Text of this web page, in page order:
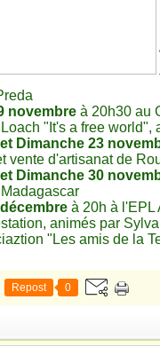
novembre à 20h30 au
"It's a free world",
Dimanche 23
vente d'artisanat de
Dimanche 30
à 20h à l'EPL
animés par
"Les amis de la
Repost 0